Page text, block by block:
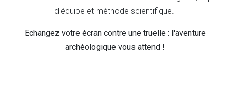
d'équipe et méthode scientifique.
Echangez votre écran contre une truelle : l'aventure
archéologique vous attend !